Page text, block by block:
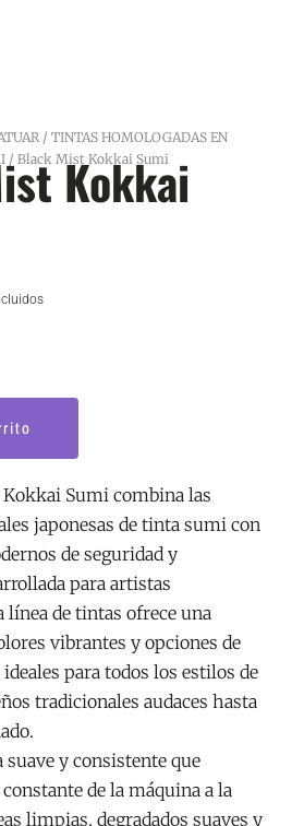
/ TINTAS HOMOLOGADAS EN
/ Black Mist Kokkai Sumi
Kokkai
Sumi combina las
japonesas de tinta sumi con
de seguridad y
para artistas
línea de tintas ofrece una
vibrantes y opciones de
para todos los estilos de
tradicionales audaces hasta
y consistente que
de la máquina a la
limpias, degradados suaves y